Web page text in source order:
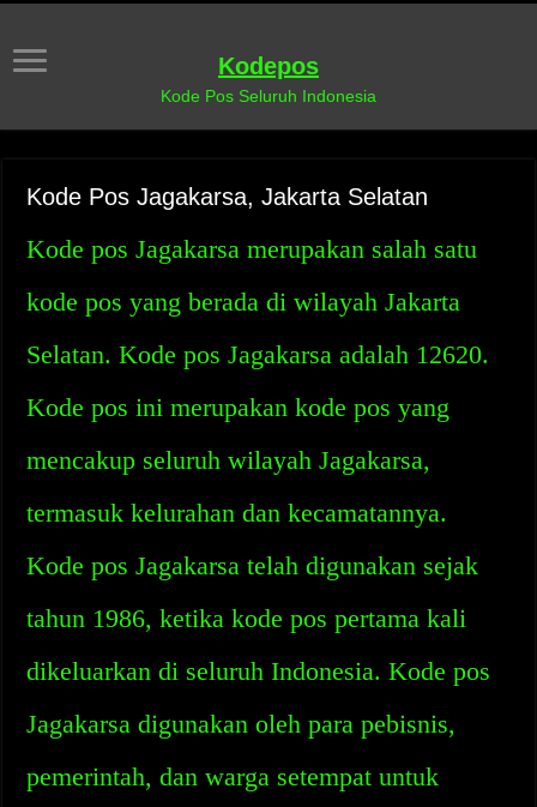
Kodepos
Kode Pos Seluruh Indonesia
Kode Pos Jagakarsa, Jakarta Selatan
Kode pos Jagakarsa merupakan salah satu
kode pos yang berada di wilayah Jakarta
Selatan. Kode pos Jagakarsa adalah 12620.
Kode pos ini merupakan kode pos yang
mencakup seluruh wilayah Jagakarsa,
termasuk kelurahan dan kecamatannya.
Kode pos Jagakarsa telah digunakan sejak
tahun 1986, ketika kode pos pertama kali
dikeluarkan di seluruh Indonesia. Kode pos
Jagakarsa digunakan oleh para pebisnis,
pemerintah, dan warga setempat untuk